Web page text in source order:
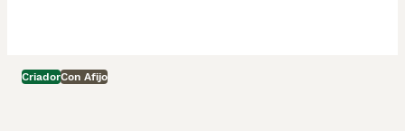
CriadorCon Afijo
1 mes Tui, Pontevedra